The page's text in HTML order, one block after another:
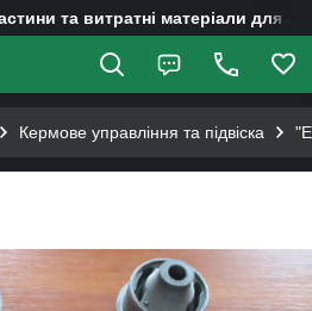
та витратні матеріали для
Кермове управління та підвіска